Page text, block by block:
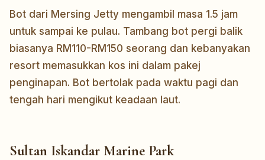
Bot dari Mersing Jetty mengambil masa 1.5 jam
untuk sampai ke pulau. Tambang bot pergi balik
biasanya RM110-RM150 seorang dan kebanyakan
resort memasukkan kos ini dalam pakej
penginapan. Bot bertolak pada waktu pagi dan
tengah hari mengikut keadaan laut.
Sultan Iskandar Marine Park